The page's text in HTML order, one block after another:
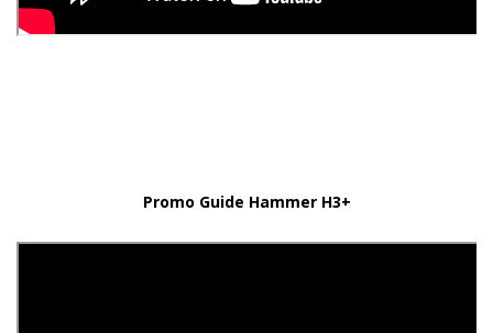
Promo Guide Hammer H3+